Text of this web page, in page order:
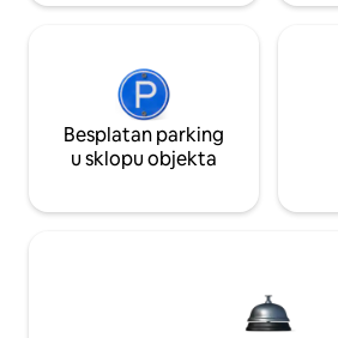
Besplatan parking
u sklopu objekta